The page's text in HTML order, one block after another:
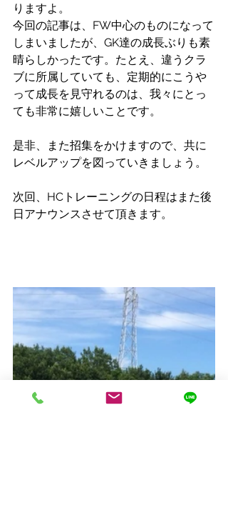
りますよ。
今回の記事は、FW中心のものになって
しまいましたが、GK達の成長ぶりも素
晴らしかったです。たとえ、違うクラ
ブに所属していても、定期的にこうや
って成長を見守れるのは、我々にとっ
ても非常に嬉しいことです。
是非、また招集をかけますので、共に
レベルアップを図っていきましょう。
次回、HCトレーニングの日程はまた後
日アナウンスさせて頂きます。